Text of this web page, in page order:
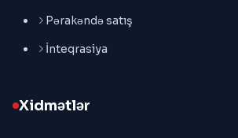
Pərakəndə satış
İnteqrasiya
Xidmətlər